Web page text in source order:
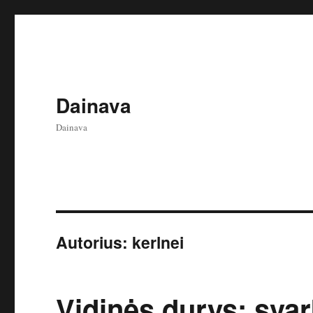
Dainava
Dainava
Autorius: kerlnei